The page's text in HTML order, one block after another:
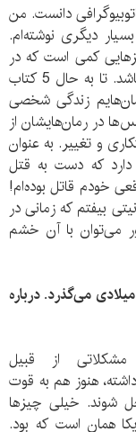
دانست. من
دیگری نوشته‌ام.
کمی است که در
این رمان از زندگی شخصی من برگرفته شده باشد. تا به حال 5 کتاب
زندگی شخصی
در رمان‌هایشان از
و تغییر. به عنوان
که دست به قتل
خودم قاتل بوده‌ام!
بیفتم که زمانی در
می‌توان با آن خشم
-این رمان در امریکای سال‌های 1950 تا 1960 میلادی می‌گذرد. درباره
از قبیل
هنوز هم به قوت
شوند. خیلی چیزها
همان است که بود.